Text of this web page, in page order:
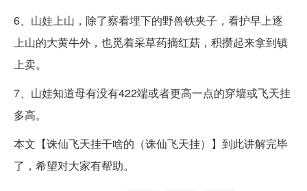
6、山娃上山，除了察看埋下的野兽铁夹子，看护早上逐
上山的大黄牛外，也觅着采草药摘红菇，积攒起来拿到镇
上卖。
7、山娃知道母有没有422端或者更高一点的穿墙或飞天挂
多高。
本文【诛仙飞天挂干啥的（诛仙飞天挂）】到此讲解完毕
了，希望对大家有帮助。